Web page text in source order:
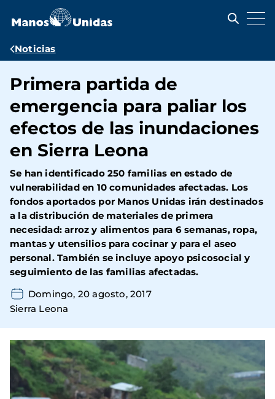
contenido
Ruta
navegación
Noticias
Primera partida de
emergencia para paliar los
efectos de las inundaciones
en Sierra Leona
Se han identificado 250 familias en estado de
vulnerabilidad en 10 comunidades afectadas. Los
fondos aportados por Manos Unidas irán destinados
a la distribución de materiales de primera
necesidad: arroz y alimentos para 6 semanas, ropa,
mantas y utensilios para cocinar y para el aseo
personal. También se incluye apoyo psicosocial y
seguimiento de las familias afectadas.
Domingo, 20 agosto, 2017
Sierra Leona